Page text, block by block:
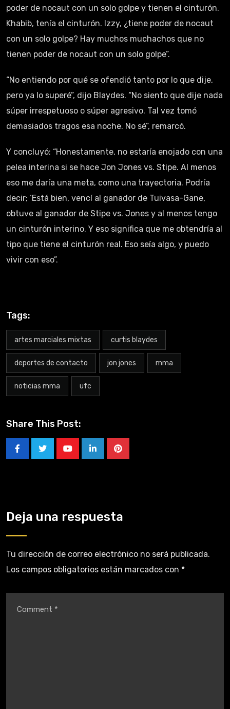
poder de nocaut con un solo golpe y tienen el cinturón.
Khabib, tenía el cinturón. Izzy, ¿tiene poder de nocaut
con un solo golpe? Hay muchos muchachos que no
tienen poder de nocaut con un solo golpe”.
“No entiendo por qué se ofendió tanto por lo que dije,
pero ya lo superé”, dijo Blaydes. “No siento que dije nada
súper irrespetuoso o súper agresivo. Tal vez tomó
demasiados tragos esa noche. No sé”, remarcó.
Y concluyó: “Honestamente, no estaría enojado con una
pelea interina si se hace Jon Jones vs. Stipe. Al menos
eso me daría una meta, como una trayectoria. Podría
decir; ‘Está bien, vencí al ganador de Tuivasa-Gane,
obtuve al ganador de Stipe vs. Jones y al menos tengo
un cinturón interino. Y eso significa que me obtendría al
tipo que tiene el cinturón real. Eso seía algo, y puedo
vivir con eso”.
Tags:
artes marciales mixtas curtis blaydes
deportes de contacto jon jones mma
noticias mma ufc
Share This Post:
Deja una respuesta
Tu dirección de correo electrónico no será publicada.
Los campos obligatorios están marcados con *